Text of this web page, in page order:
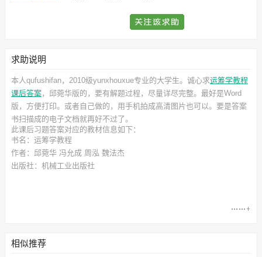
求助说明
本人qufushifan，2010级yunxhouxue专业的大学生。诚心求运筹学教程
课后答案，邱菀华版的，要有解题过程，尽量详尽完整。最好是Word
版，方便打印。或者自己做的，用手机拍成高清图片也可以。要是答案
书扫描成的电子文档就再好不过了。
此课后习题答案对应的教材信息如下：
书名：运筹学教程
作者：邱菀华 冯允成 周泓 魏法杰
出版社：机械工业出版社
相似推荐